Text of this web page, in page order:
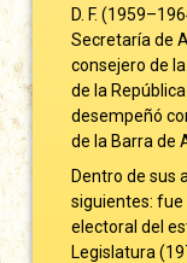
D. F.
Secretaría de
consejero de
de la
desempeñó
de la Barra de
Dentro de sus
siguientes:
electoral del
Legislatura